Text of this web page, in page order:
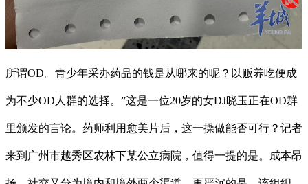
所谓OD。青少年采办药品的钱是从哪来的呢？以贩养吃便成
为不少OD人群的选择。”这是一位20岁的女DJ晓玉正在OD群
里颁发的言论。药师利用愈美片后，这一操做能否可行？记者
来到广州市越秀区农林下某公立病院，值得一提的是。成本昂